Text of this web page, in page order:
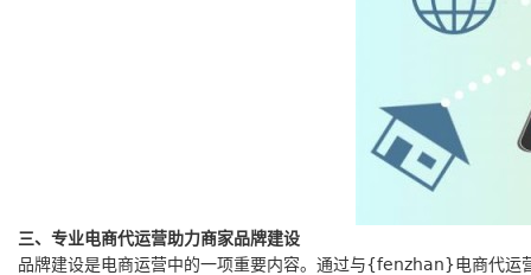
三、专业电商代运营助力商家品牌建设
品牌建设是电商运营中的一项重要内容。通过与{fenzhan}电商代运